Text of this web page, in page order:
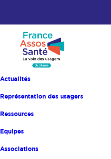
Actualités
Représentation des usagers
Ressources
Equipes
Associations